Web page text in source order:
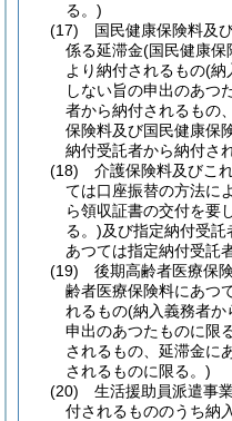
る。)
(17)
国民健康保険料及
係る延滞金(国民健康保
より納付されるもの(納
しない旨の申出のあつ
者から納付されるもの
保険料及び国民健康保
納付受託者から納付さ
(18)
介護保険料及びこ
ては口座振替の方法に
ら領収証書の交付を要
る。)及び指定納付受託
あつては指定納付受託
(19)
後期高齢者医療保
齢者医療保険料にあつ
れるもの(納入義務者か
申出のあつたものに限
されるもの、延滞金に
されるものに限る。)
(20)
生活援助員派遣事
付されるもののうち納